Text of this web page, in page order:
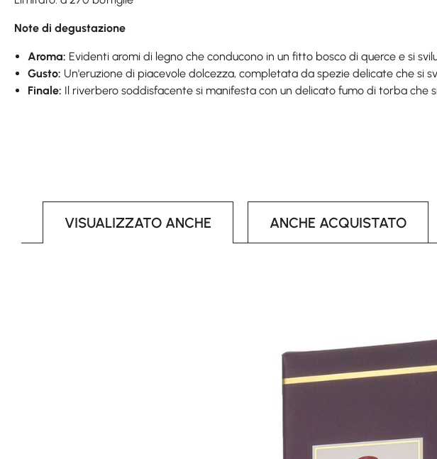
Note di degustazione
Aroma: Evidenti aromi di legno che conducono in un fitto bosco di querce e si
Gusto: Un'eruzione di piacevole dolcezza, completata da spezie delicate che
Finale: Il riverbero soddisfacente si manifesta con un delicato fumo di torba che
VISUALIZZATO ANCHE ANCHE ACQUISTATO